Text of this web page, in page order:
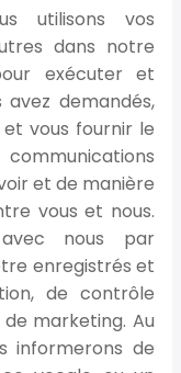
utilisons vos
dans notre
exécuter et
demandés,
vous fournir le
et de manière
vous et nous.
avec nous par
enregistrés et
de contrôle
marketing. Au
informerons de